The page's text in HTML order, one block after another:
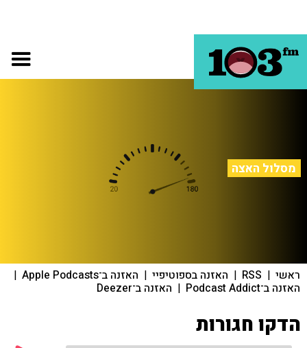
מסלול האצה
ראשי |
RSS
| האזנה בספוטיפיי | האזנה ב־Apple Podcasts |
האזנה ב־Podcast Addict | האזנה ב־Deezer
הדקו חגורות